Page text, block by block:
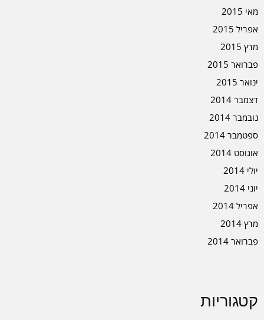
מאי 2015
אפריל 2015
מרץ 2015
פברואר 2015
ינואר 2015
דצמבר 2014
נובמבר 2014
ספטמבר 2014
אוגוסט 2014
יולי 2014
יוני 2014
אפריל 2014
מרץ 2014
פברואר 2014
קטגוריות